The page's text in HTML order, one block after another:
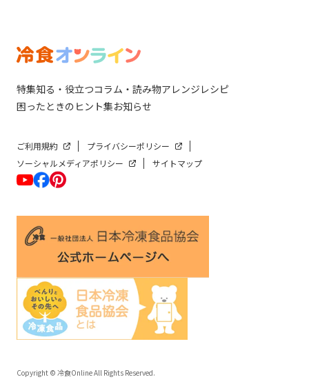
特集知る・役立つコラム・読み物アレンジレシピ
困ったときのヒント集お知らせ
ご利用規約
プライバシーポリシー
ソーシャルメディアポリシー
サイトマップ
Copyright © 冷食Online All Rights Reserved.